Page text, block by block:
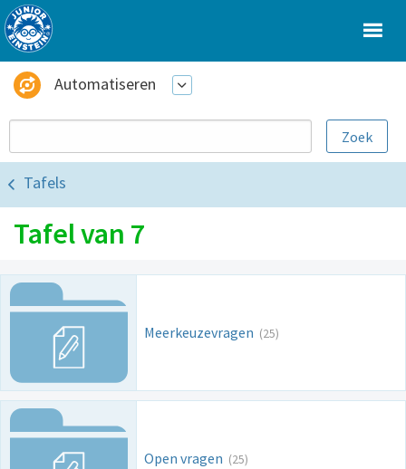
Automatiseren
Tafels
Tafel van 7
Meerkeuzevragen (25)
Open vragen (25)